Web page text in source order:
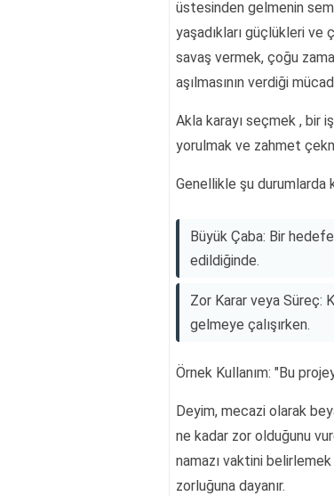
üstesinden gelmenin
yaşadıkları güçlükleri ve
savaş vermek, çoğu
aşılmasının verdiği
Akla karayı seçmek , bir
yorulmak ve zahmet
Genellikle şu durumlarda
Büyük Çaba: Bir
edildiğinde.
Zor Karar veya Süreç:
gelmeye çalışırken.
Örnek Kullanım: "Bu
Deyim, mecazi olarak
ne kadar zor olduğunu
namazı vaktini
zorluğuna dayanır.